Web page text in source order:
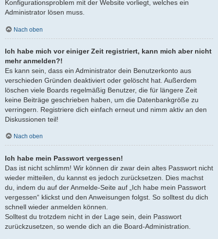
Konfigurationsproblem mit der Website vorliegt, welches ein
Administrator lösen muss.
Nach oben
Ich habe mich vor einiger Zeit registriert, kann mich aber nicht
mehr anmelden?!
Es kann sein, dass ein Administrator dein Benutzerkonto aus
verschieden Gründen deaktiviert oder gelöscht hat. Außerdem
löschen viele Boards regelmäßig Benutzer, die für längere Zeit
keine Beiträge geschrieben haben, um die Datenbankgröße zu
verringern. Registriere dich einfach erneut und nimm aktiv an den
Diskussionen teil!
Nach oben
Ich habe mein Passwort vergessen!
Das ist nicht schlimm! Wir können dir zwar dein altes Passwort nicht
wieder mitteilen, du kannst es jedoch zurücksetzen. Dies machst
du, indem du auf der Anmelde-Seite auf „Ich habe mein Passwort
vergessen“ klickst und den Anweisungen folgst. So solltest du dich
schnell wieder anmelden können.
Solltest du trotzdem nicht in der Lage sein, dein Passwort
zurückzusetzen, so wende dich an die Board-Administration.